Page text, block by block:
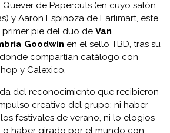
de Papercuts (en cuyo salón
y Aaron Espinoza de Earlimart, este
pie del dúo de Van
Goodwin en el sello TBD, tras su
compartían catálogo con
y Calexico.
del reconocimiento que recibieron
creativo del grupo: ni haber
festivales de verano, ni lo elogios
o haber girado por el mundo con